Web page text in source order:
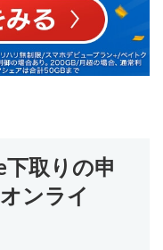
取りの申
ンライ